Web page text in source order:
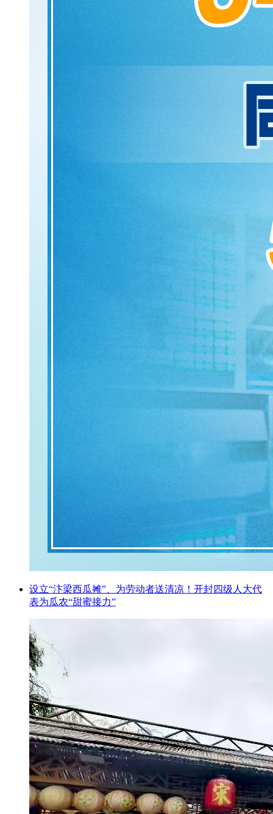
设立“汴梁西瓜摊”、为劳动者送清凉！开封四级人大代
表为瓜农“甜蜜接力”